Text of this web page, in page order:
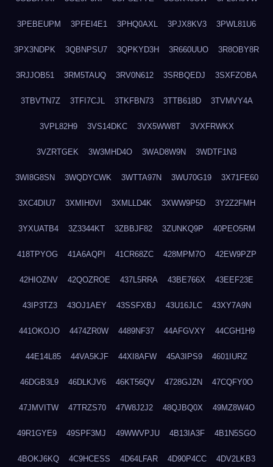
3PEBEUPM 3PFEI4E1 3PHQ0AXL 3PJX8KV3 3PWL81U6
3PX3NDPK 3QBNPSU7 3QPKYD3H 3R660UUO 3R8OBY8R
3RJJOB51 3RM5TAUQ 3RV0N612 3SRBQEDJ 3SXFZOBA
3TBVTN7Z 3TFI7CJL 3TKFBN73 3TTB618D 3TVMVY4A
3VPL82H9 3VS14DKC 3VX5WW8T 3VXFRWKX
3VZRTGEK 3W3MHD4O 3WAD8W9N 3WDTF1N3
3WI8G8SN 3WQDYCWK 3WTTA97N 3WU70G19 3X71FE60
3XC4DIU7 3XMIH0VI 3XMLLD4K 3XWW9P5D 3Y2Z2FMH
3YXUATB4 3Z3344KT 3ZBBJF82 3ZUNKQ9P 40PEO5RM
418TPYOG 41A6AQPI 41CR68ZC 428MPM7O 42EW9PZP
42HIOZNV 42QOZROE 437L5RRA 43BE766X 43EEF23E
43IP3TZ3 43OJ1AEY 43SSFXBJ 43U16JLC 43XY7A9N
441OKOJO 4474ZR0W 4489NF37 44AFGVXY 44CGH1H9
44E14L85 44VA5KJF 44XI8AFW 45A3IPS9 4601IURZ
46DGB3L9 46DLKJV6 46KT56QV 4728GJZN 47CQFY0O
47JMVITW 47TRZS70 47W8J2J2 48QJBQ0X 49MZ8W4O
49R1GYE9 49SPF3MJ 49WWVPJU 4B13IA3F 4B1N5SGO
4BOKJ6KQ 4C9HCESS 4D64LFAR 4D90P4CC 4DV2LKB3